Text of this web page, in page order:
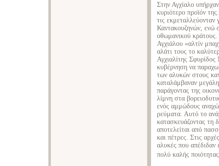
Στην Αγχίαλο
κυριότερο προϊόν
τις
Καντακουζηνών, ενώ
οθωμανικού
Αγχιάλου «αλτίν
αλάτι τους το
Αγχιαλίτης
κυβέρνηση να
των αλυκών στους
καταλάμβαναν
παράγοντας της
λίμνη στα
ενός αμμώδους
ρεύματα. Αυτό το
κατασκευάζοντας τη
αποτελείται από
και πέτρες. Στις
αλυκές που απέδιδαν
πολύ καλής